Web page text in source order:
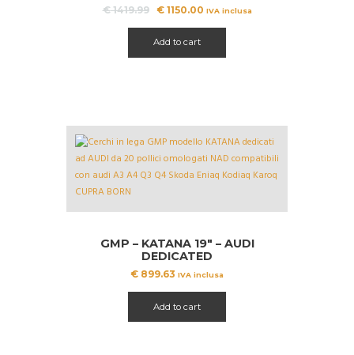
€1419.99
Il
era:
€ 1419.99.
€1150.00Il
€ 1150.00.
IVA inclusa
Add to cart
GMP – KATANA 19″ – AUDI
DEDICATED
€ 899.63 IVA inclusa
Add to cart